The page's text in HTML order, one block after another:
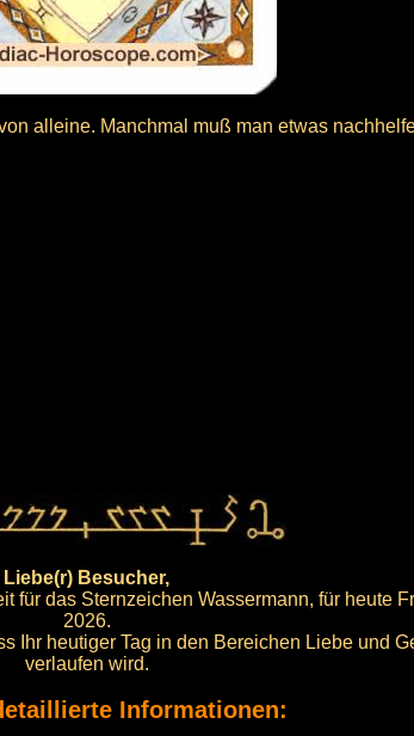
alleine. Manchmal muß man etwas
Liebe(r) Besucher,
für das Sternzeichen Wassermann, für heute
2026.
Ihr heutiger Tag in den Bereichen Liebe und
verlaufen wird.
Informationen: